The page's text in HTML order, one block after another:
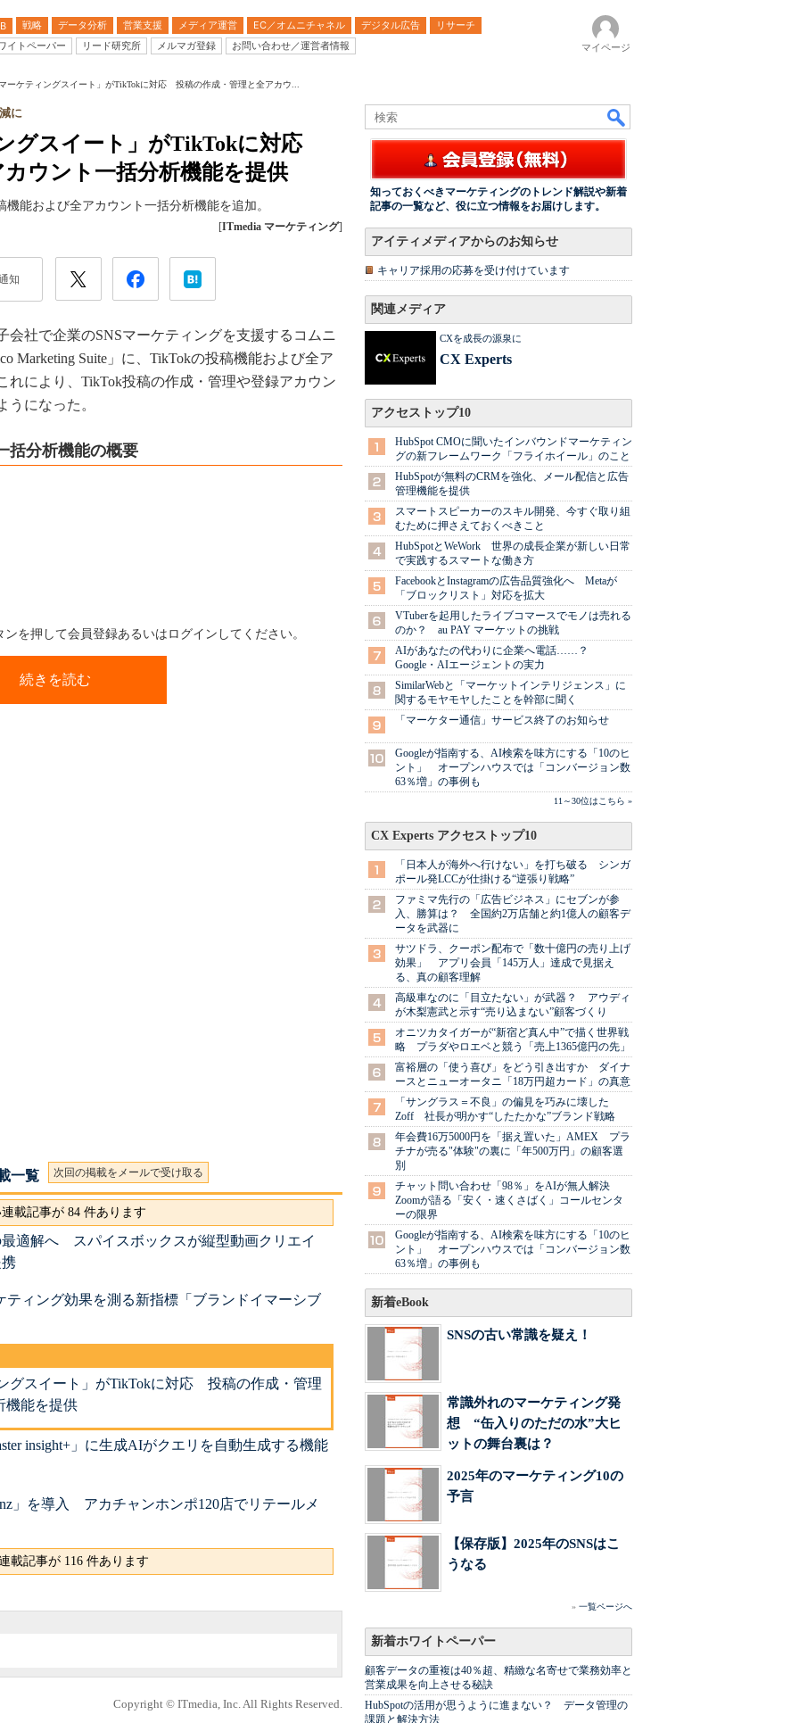
戦略 データ分析 営業支援 メディア運営 EC／オムニチャネル デジタル広告
リサーチ
イトペーパー
リード研究所 メルマガ登録 お問い合わせ／運営者情報 マイページ
マーケティングスイート」がTikTokに対応 投稿の作成・管理と全アカウ...
グスイート」がTikTokに対応
ウント一括分析機能を提供
に
機能および全アカウント一括分析機能を追加。
[ITmedia マーケティング]
知
社で企業のSNSマーケティングを支援するコムニ
Marketing Suite」に、TikTokの投稿機能および全ア
れにより、TikTok投稿の作成・管理や登録アカウン
うになった。
括分析機能の概要
を押して会員登録あるいはログインしてください。
続きを読む
一覧 次回の掲載をメールで受け取る
載記事が 84 件あります
適解へ スパイスボックスが縦型動画クリエイ
ティング効果を測る新指標「ブランドイマーシブ
グスイート」がTikTokに対応 投稿の作成・管理
機能を提供
insight+」に生成AIがクエリを自動生成する機能
」を導入 アカチャンホンポ120店でリテールメ
載記事が 116 件あります
Copyright © ITmedia, Inc. All Rights Reserved.
知っておくべきマーケティングのトレンド解説や新着
記事の一覧など、役に立つ情報をお届けします。
アイティメディアからのお知らせ
キャリア採用の応募を受け付けています
関連メディア
CXを成長の源泉に
CX Experts
アクセストップ10
HubSpot CMOに聞いたインバウンドマーケティン
グの新フレームワーク「フライホイール」のこと
HubSpotが無料のCRMを強化、メール配信と広告
管理機能を提供
スマートスピーカーのスキル開発、今すぐ取り組
むために押さえておくべきこと
HubSpotとWeWork 世界の成長企業が新しい日常
で実践するスマートな働き方
FacebookとInstagramの広告品質強化へ Metaが
「ブロックリスト」対応を拡大
VTuberを起用したライブコマースでモノは売れる
のか？ au PAY マーケットの挑戦
AIがあなたの代わりに企業へ電話……？
Google・AIエージェントの実力
SimilarWebと「マーケットインテリジェンス」に
関するモヤモヤしたことを幹部に聞く
「マーケター通信」サービス終了のお知らせ
Googleが指南する、AI検索を味方にする「10のヒ
ント」 オープンハウスでは「コンバージョン数
63％増」の事例も
11～30位はこちら »
CX Experts アクセストップ10
「日本人が海外へ行けない」を打ち破る シンガ
ポール発LCCが仕掛ける“逆張り戦略”
ファミマ先行の「広告ビジネス」にセブンが参
入、勝算は？ 全国約2万店舗と約1億人の顧客デ
ータを武器に
サツドラ、クーポン配布で「数十億円の売り上げ
効果」 アプリ会員「145万人」達成で見据え
る、真の顧客理解
高級車なのに「目立たない」が武器？ アウディ
が木梨憲武と示す“売り込まない”顧客づくり
オニツカタイガーが“新宿ど真ん中”で描く世界戦
略 プラダやロエベと競う「売上1365億円の先」
富裕層の「使う喜び」をどう引き出すか ダイナ
ースとニューオータニ「18万円超カード」の真意
「サングラス＝不良」の偏見を巧みに壊した
Zoff 社長が明かす“したたかな”ブランド戦略
年会費16万5000円を「据え置いた」AMEX プラ
チナが売る"体験"の裏に「年500万円」の顧客選
別
チャット問い合わせ「98％」をAIが無人解決
Zoomが語る「安く・速くさばく」コールセンタ
ーの限界
Googleが指南する、AI検索を味方にする「10のヒ
ント」 オープンハウスでは「コンバージョン数
63％増」の事例も
新着eBook
SNSの古い常識を疑え！
常識外れのマーケティング発
想 “缶入りのただの水”大ヒ
ットの舞台裏は？
2025年のマーケティング10の
予言
【保存版】2025年のSNSはこ
うなる
» 一覧ページへ
新着ホワイトペーパー
顧客データの重複は40％超、精緻な名寄せで業務効率と
営業成果を向上させる秘訣
HubSpotの活用が思うように進まない？ データ管理の
課題と解決方法